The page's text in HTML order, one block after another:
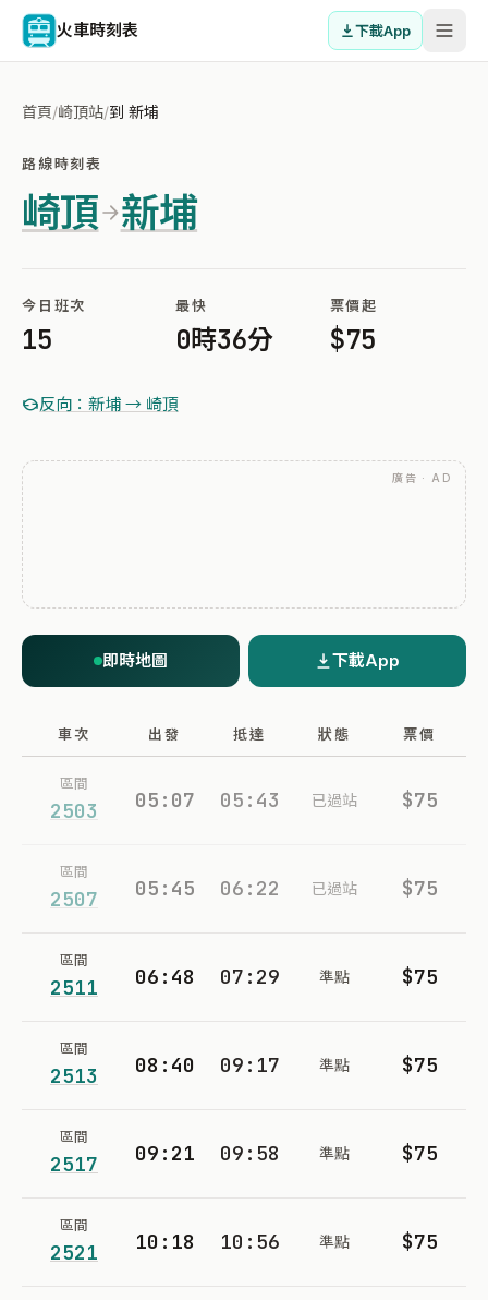
火車時刻表 下載App
首頁/崎頂站/到 新埔
路線時刻表
崎頂 新埔
今日班次
15
最快
0時36分
票價起
$75
反向：新埔 → 崎頂
廣告 · AD
即時地圖 下載App
車次 出發 抵達 狀態 票價
區間
2503 05:07 05:43 已過站 $75
區間
2507 05:45 06:22 已過站 $75
區間
2511 06:48 07:29 準點 $75
區間
2513 08:40 09:17 準點 $75
區間
2517 09:21 09:58 準點 $75
區間
2521 10:18 10:56 準點 $75